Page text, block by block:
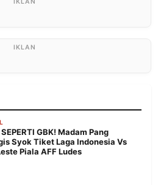
GBK! Madam Pang
Syok Tiket Laga Indonesia Vs
Piala AFF Ludes